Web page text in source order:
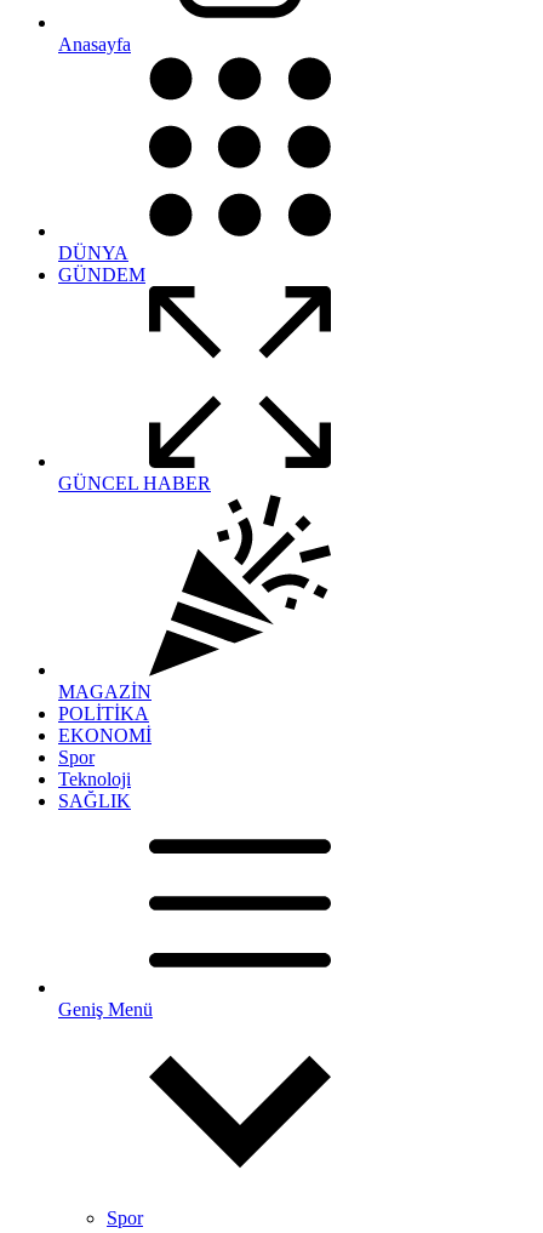
Anasayfa
DÜNYA
GÜNDEM
GÜNCEL HABER
MAGAZİN
POLİTİKA
EKONOMİ
Spor
Teknoloji
SAĞLIK
Geniş Menü
Spor